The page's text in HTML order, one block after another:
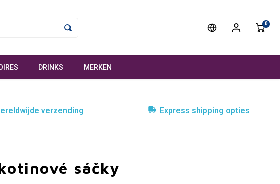
0
DRINKS MERKEN
verzending Express shipping opties
sáčky